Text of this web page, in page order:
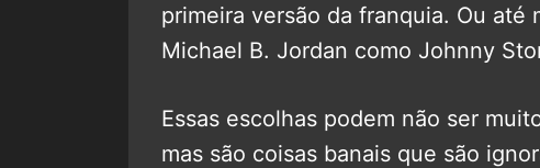
primeira versão da franquia. Ou até
Michael B. Jordan como Johnny
Essas escolhas podem não ser
mas são coisas banais que são